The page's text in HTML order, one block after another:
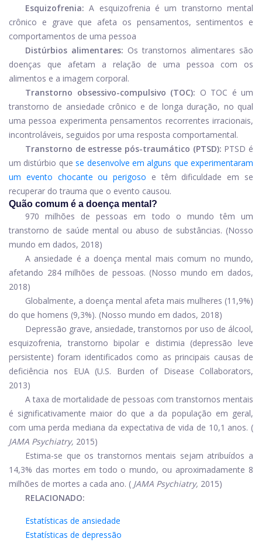
Esquizofrenia: A esquizofrenia é um transtorno mental
crônico e grave que afeta os pensamentos, sentimentos e
comportamentos de uma pessoa
Distúrbios alimentares: Os transtornos alimentares são
doenças que afetam a relação de uma pessoa com os
alimentos e a imagem corporal.
Transtorno obsessivo-compulsivo (TOC): O TOC é um
transtorno de ansiedade crônico e de longa duração, no qual
uma pessoa experimenta pensamentos recorrentes irracionais,
incontroláveis, seguidos por uma resposta comportamental.
Transtorno de estresse pós-traumático (PTSD): PTSD é
um distúrbio quese desenvolve em alguns que experimentaram
um evento chocante ou perigoso e têm dificuldade em se
recuperar do trauma que o evento causou.
Quão comum é a doença mental?
970 milhões de pessoas em todo o mundo têm um
transtorno de saúde mental ou abuso de substâncias. (Nosso
mundo em dados, 2018)
A ansiedade é a doença mental mais comum no mundo,
afetando 284 milhões de pessoas. (Nosso mundo em dados,
2018)
Globalmente, a doença mental afeta mais mulheres (11,9%)
do que homens (9,3%). (Nosso mundo em dados, 2018)
Depressão grave, ansiedade, transtornos por uso de álcool,
esquizofrenia, transtorno bipolar e distimia (depressão leve
persistente) foram identificados como as principais causas de
deficiência nos EUA (U.S. Burden of Disease Collaborators,
2013)
A taxa de mortalidade de pessoas com transtornos mentais
é significativamente maior do que a da população em geral,
com uma perda mediana da expectativa de vida de 10,1 anos. (
JAMA Psychiatry, 2015)
Estima-se que os transtornos mentais sejam atribuídos a
14,3% das mortes em todo o mundo, ou aproximadamente 8
milhões de mortes a cada ano. ( JAMA Psychiatry, 2015)
RELACIONADO:
Estatísticas de ansiedade
Estatísticas de depressão